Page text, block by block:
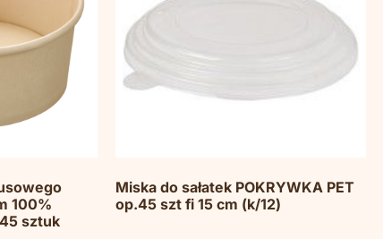
100%
sztuk
Miska do sałatek POKRYWKA PET
op.45 szt fi 15 cm (k/12)